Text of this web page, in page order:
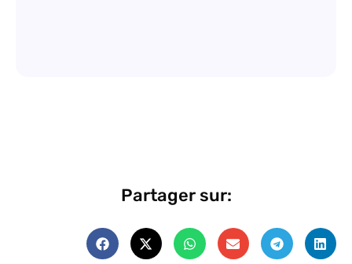
Partager sur: